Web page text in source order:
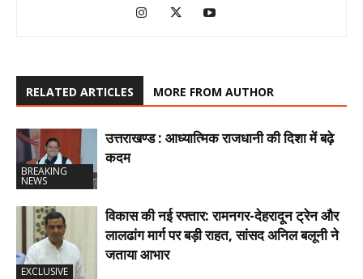
RELATED ARTICLES MORE FROM AUTHOR
BREAKING
NEWS
उत्तराखण्ड : आध्यात्मिक राजधानी की दिशा में बढ़े
कदम
EXCLUSIVE
विकास की नई रफ्तार: रामनगर-देहरादून ट्रेन और
लालढांग मार्ग पर बड़ी राहत, सांसद अनिल बलूनी ने
जताया आभार